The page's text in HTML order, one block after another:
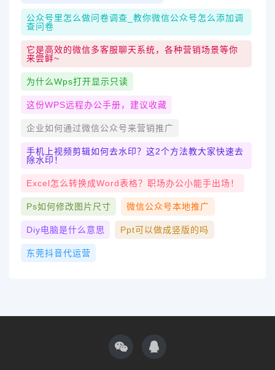
公众号里怎么做问卷调查_教你微信公众号怎么添加调
查问卷
它是高效的微信多客服聊天系统，各种营销场景等你
来尝鲜~
为什么wps打开显示只读
这份WPS远程办公手册，建议收藏
企业如何通过微信公众号来营销推广
手机上视频剪辑如何去水印？这2个方法教大家快速去
除水印！
Excel怎么转换成word表格？职场办公小能手出场！
Ps如何修改图片尺寸 微信公众号本地推广
Diy电脑是什么意思 Ppt可以做成竖版的吗
东莞抖音代运营